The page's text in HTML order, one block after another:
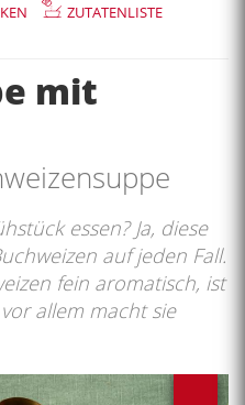
ZUTATENLISTE
mit
essen? Ja, diese
auf jeden Fall.
fein aromatisch, ist
allem macht sie